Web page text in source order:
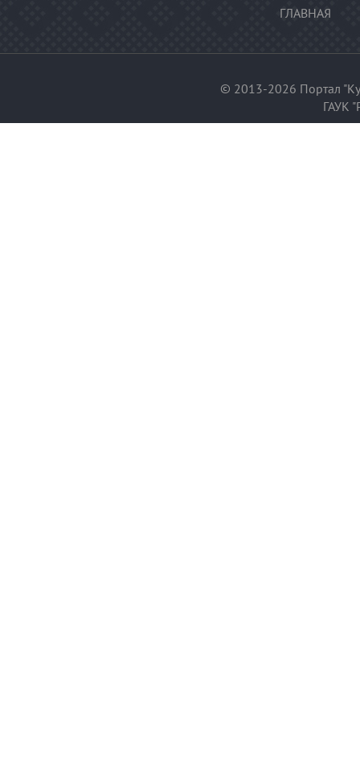
ГЛАВНАЯ
© 2013-2026 Портал
ГАУК